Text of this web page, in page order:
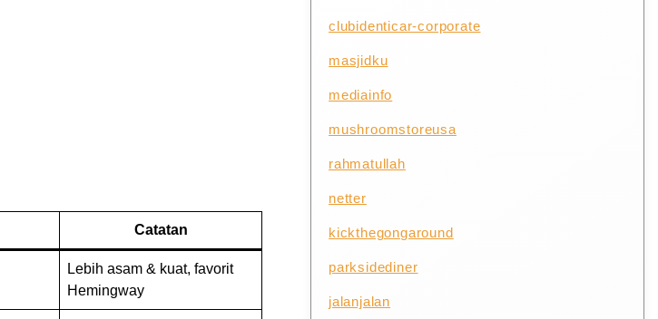
Catatan
Lebih asam & kuat, favorit
Hemingway
clubidenticar-corporate
masjidku
mediainfo
mushroomstoreusa
rahmatullah
netter
kickthegongaround
parksidediner
jalanjalan